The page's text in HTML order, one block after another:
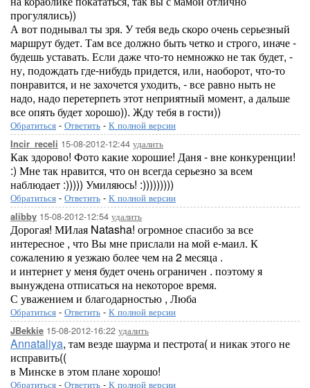
прогулялись))
А вот поднывал ты зря. У тебя ведь скоро очень серьезный
маршрут будет. Там все должно быть четко и строго, иначе -
будешь уставать. Если даже что-то немножко не так будет, -
ну, подождать где-нибудь придется, или, наоборот, что-то
понравится, и не захочется уходить, - все равно ныть не
надо, надо перетерпеть этот неприятный момент, а дальше
все опять будет хорошо)). Жду тебя в гости))
Обратиться - Ответить - К полной версии
Incir_receli 15-08-2012-12:44 удалить
Как здорово! Фото какие хорошие! Даня - вне конкуренции!
:) Мне так нравится, что он всегда серьезно за всем
наблюдает :))))) Умиляюсь! :)))))))))
Обратиться - Ответить - К полной версии
alibby 15-08-2012-12:54 удалить
Дорогая! МИлая Natasha! огромное спасибо за все
интересное , что Вы мне прислали на мой е-маил. К
сожалению я уезжаю более чем на 2 месяца .
и интернет у меня будет очень ограничен . поэтому я
вынуждена отписаться на некоторое время.
С уважением и благодарностью , Люба
Обратиться - Ответить - К полной версии
JBekkie 15-08-2012-16:22 удалить
Annataliya, там везде шаурма и пестрота( и никак этого не
исправить((
в Минске в этом плане хорошо!
Обратиться - Ответить - К полной версии